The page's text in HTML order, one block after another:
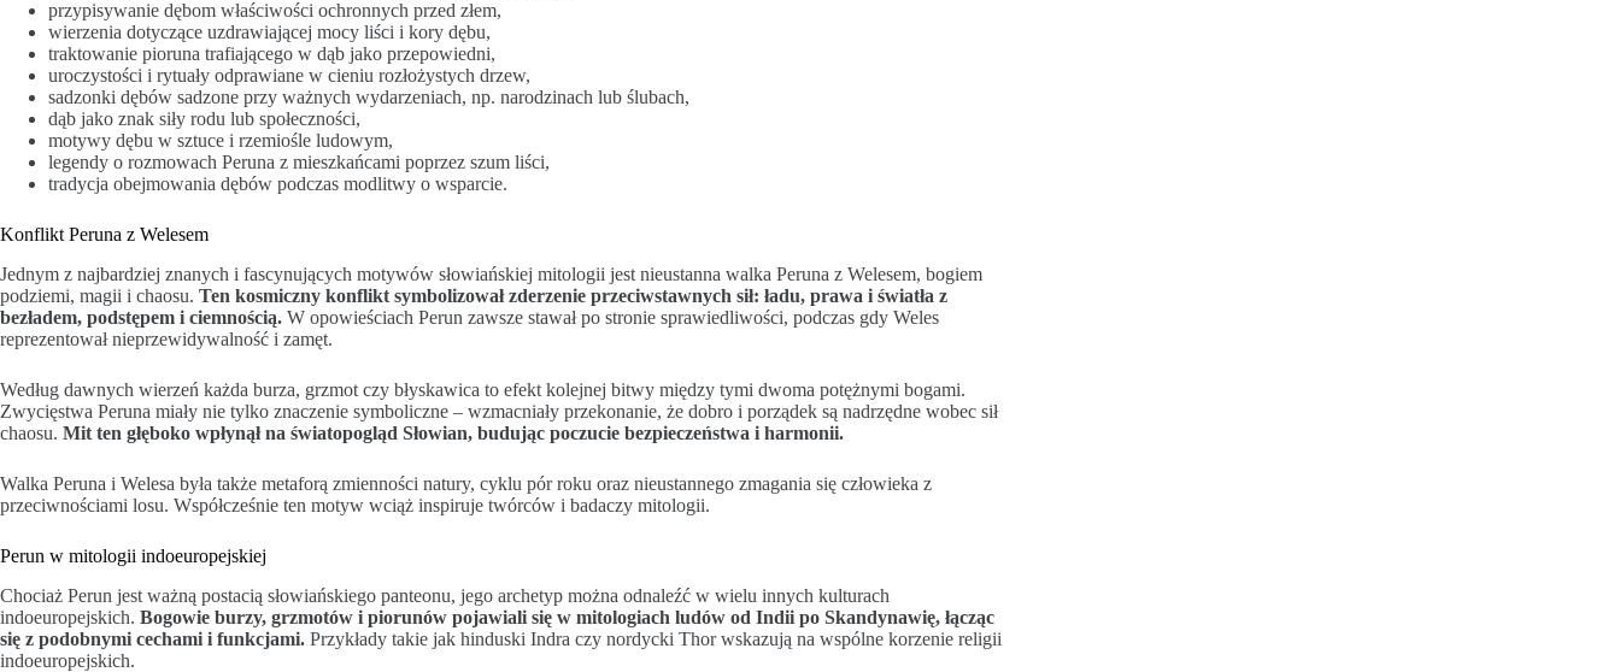
przypisywanie dębom właściwości ochronnych przed złem,
wierzenia dotyczące uzdrawiającej mocy liści i kory dębu,
traktowanie pioruna trafiającego w dąb jako przepowiedni,
uroczystości i rytuały odprawiane w cieniu rozłożystych drzew,
sadzonki dębów sadzone przy ważnych wydarzeniach, np. narodzinach lub ślubach,
dąb jako znak siły rodu lub społeczności,
motywy dębu w sztuce i rzemiośle ludowym,
legendy o rozmowach Peruna z mieszkańcami poprzez szum liści,
tradycja obejmowania dębów podczas modlitwy o wsparcie.
Konflikt Peruna z Welesem
Jednym z najbardziej znanych i fascynujących motywów słowiańskiej mitologii jest nieustanna walka Peruna z Welesem, bogiem
podziemi, magii i chaosu. Ten kosmiczny konflikt symbolizował zderzenie przeciwstawnych sił: ładu, prawa i światła z
bezładem, podstępem i ciemnością. W opowieściach Perun zawsze stawał po stronie sprawiedliwości, podczas gdy Weles
reprezentował nieprzewidywalność i zamęt.
Według dawnych wierzeń każda burza, grzmot czy błyskawica to efekt kolejnej bitwy między tymi dwoma potężnymi bogami.
Zwycięstwa Peruna miały nie tylko znaczenie symboliczne – wzmacniały przekonanie, że dobro i porządek są nadrzędne wobec sił
chaosu. Mit ten głęboko wpłynął na światopogląd Słowian, budując poczucie bezpieczeństwa i harmonii.
Walka Peruna i Welesa była także metaforą zmienności natury, cyklu pór roku oraz nieustannego zmagania się człowieka z
przeciwnościami losu. Współcześnie ten motyw wciąż inspiruje twórców i badaczy mitologii.
Perun w mitologii indoeuropejskiej
Chociaż Perun jest ważną postacią słowiańskiego panteonu, jego archetyp można odnaleźć w wielu innych kulturach
indoeuropejskich. Bogowie burzy, grzmotów i piorunów pojawiali się w mitologiach ludów od Indii po Skandynawię, łącząc
się z podobnymi cechami i funkcjami. Przykłady takie jak hinduski Indra czy nordycki Thor wskazują na wspólne korzenie religii
indoeuropejskich.